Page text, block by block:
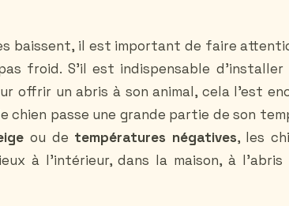
baissent, il est important de faire
froid. S'il est indispensable d'installer
offrir un abris à son animal, cela l'est
chien passe une grande partie de son
ou de températures négatives, les
à l'intérieur, dans la maison, à l'abris